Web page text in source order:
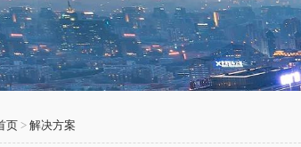
页 > 解决方案